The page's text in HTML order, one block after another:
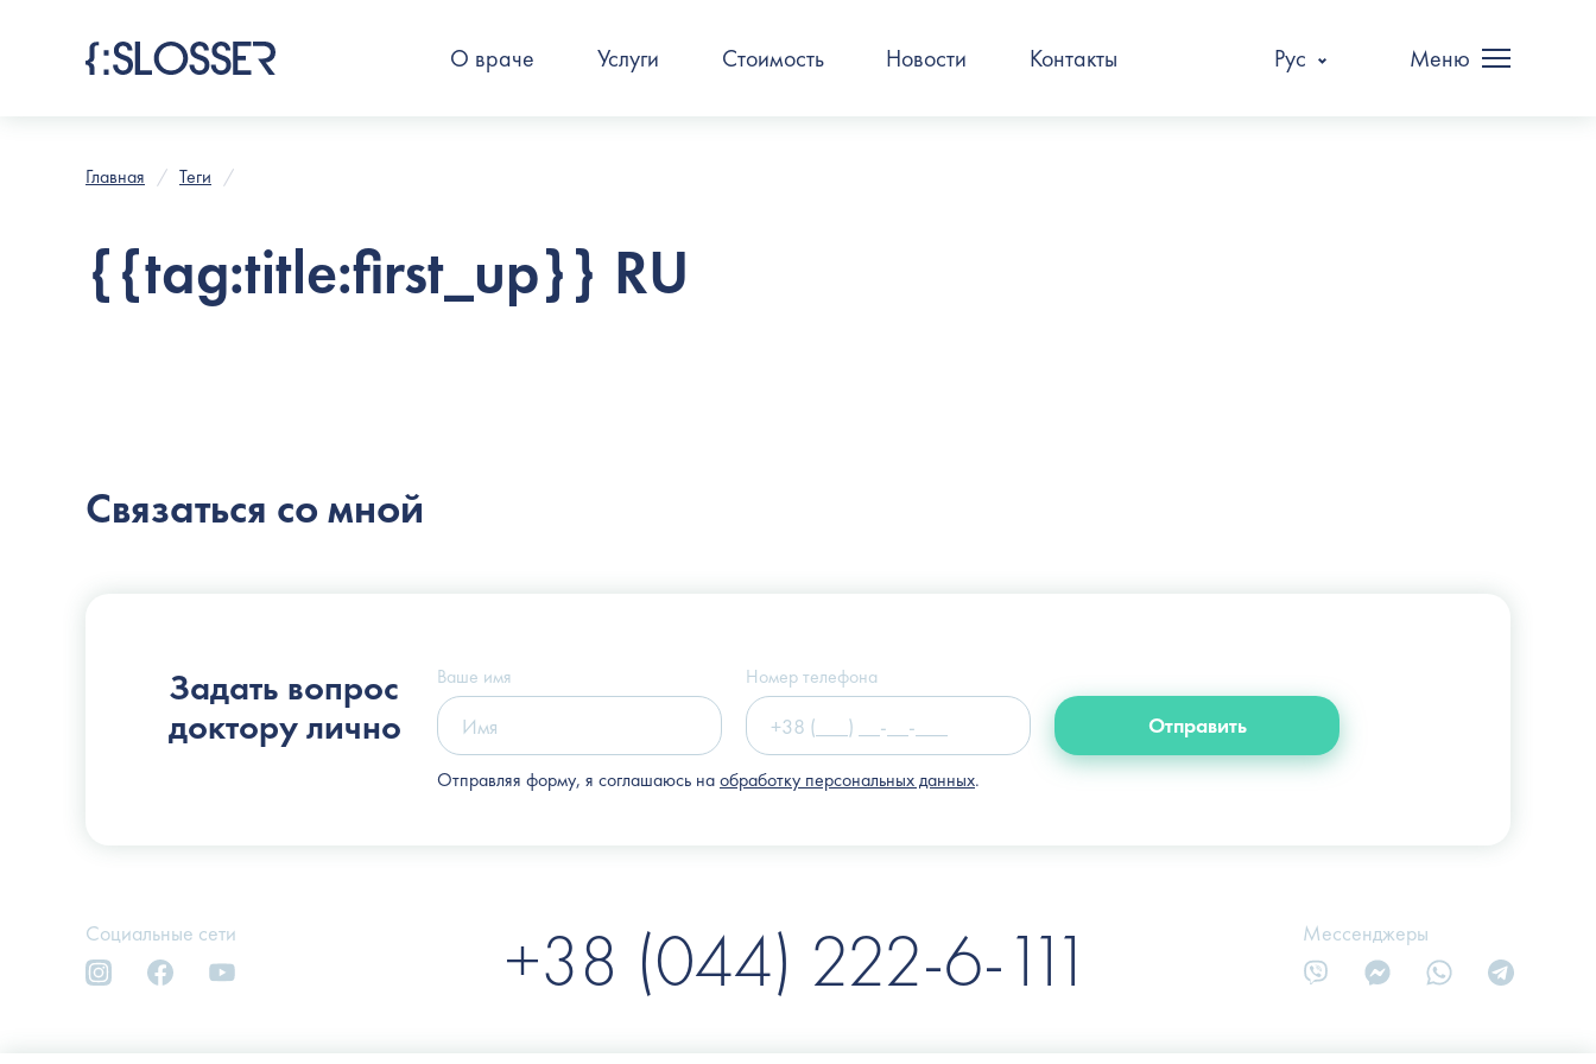
О враче Услуги Стоимость Новости Контакты Рус Меню
Главная Теги
{{tag:title:first_up}} RU
Связаться со мной
info@slosser.com.ua
Задать вопрос
доктору лично
Ваше имя Номер телефона
Отправить
Отправляя форму, я соглашаюсь наобработку персональных данных.
Социальные сети +38 (044) 222-6-111 Мессенджеры